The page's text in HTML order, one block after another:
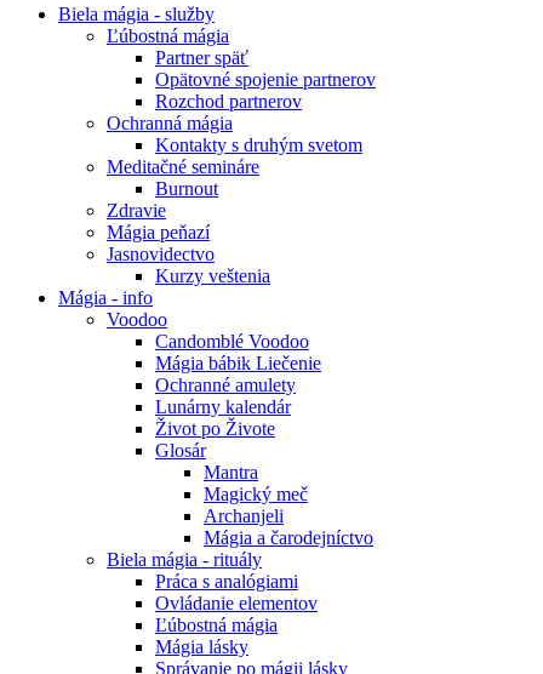
Biela mágia - služby
Ľúbostná mágia
Partner späť
Opätovné spojenie partnerov
Rozchod partnerov
Ochranná mágia
Kontakty s druhým svetom
Meditačné semináre
Burnout
Zdravie
Mágia peňazí
Jasnovidectvo
Kurzy veštenia
Mágia - info
Voodoo
Candomblé Voodoo
Mágia bábik Liečenie
Ochranné amulety
Lunárny kalendár
Život po Živote
Glosár
Mantra
Magický meč
Archanjeli
Mágia a čarodejníctvo
Biela mágia - rituály
Práca s analógiami
Ovládanie elementov
Ľúbostná mágia
Mágia lásky
Správanie po mágii lásky